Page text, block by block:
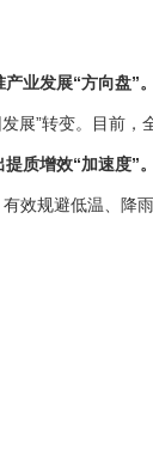
业发展“方向盘”。
发展”转变。目前
质增效“加速度”。
效规避低温、降